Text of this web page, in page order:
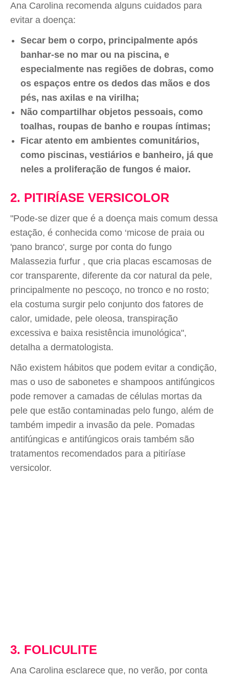
Ana Carolina recomenda alguns cuidados para
evitar a doença:
Secar bem o corpo, principalmente após
banhar-se no mar ou na piscina, e
especialmente nas regiões de dobras, como
os espaços entre os dedos das mãos e dos
pés, nas axilas e na virilha;
Não compartilhar objetos pessoais, como
toalhas, roupas de banho e roupas íntimas;
Ficar atento em ambientes comunitários,
como piscinas, vestiários e banheiro, já que
neles a proliferação de fungos é maior.
2. PITIRÍASE VERSICOLOR
"Pode-se dizer que é a doença mais comum dessa
estação, é conhecida como ‘micose de praia ou
'pano branco', surge por conta do fungo
Malassezia furfur , que cria placas escamosas de
cor transparente, diferente da cor natural da pele,
principalmente no pescoço, no tronco e no rosto;
ela costuma surgir pelo conjunto dos fatores de
calor, umidade, pele oleosa, transpiração
excessiva e baixa resistência imunológica",
detalha a dermatologista.
Não existem hábitos que podem evitar a condição,
mas o uso de sabonetes e shampoos antifúngicos
pode remover a camadas de células mortas da
pele que estão contaminadas pelo fungo, além de
também impedir a invasão da pele. Pomadas
antifúngicas e antifúngicos orais também são
tratamentos recomendados para a pitiríase
versicolor.
3. FOLICULITE
Ana Carolina esclarece que, no verão, por conta